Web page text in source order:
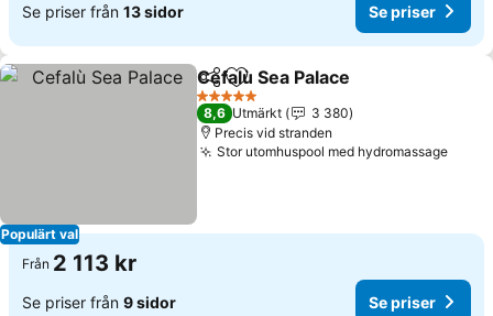
Se priser från 13 sidor Se priser
Populärt val
Dela Lägg till i Mina Favoriter
Cefalù Sea Palace
5 Stjärnor
8,6 Utmärkt
3 380
Precis vid stranden
Stor utomhuspool med hydromassage
Från 2 113 kr
Se priser från 9 sidor Se priser